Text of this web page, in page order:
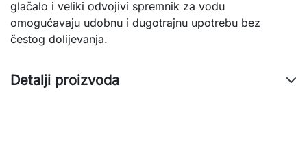
glačalo i veliki odvojivi spremnik za vodu
omogućavaju udobnu i dugotrajnu upotrebu bez
čestog dolijevanja.
Detalji proizvoda